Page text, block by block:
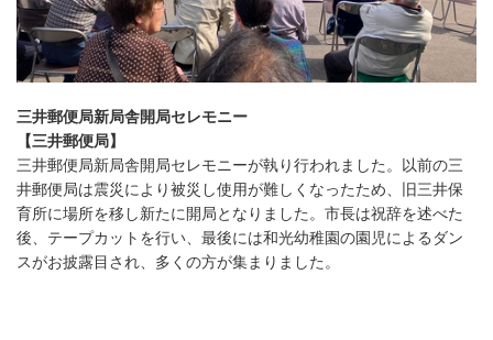
三井郵便局新局舎開局セレモニー
【三井郵便局】
三井郵便局新局舎開局セレモニーが執り行われました。以前の三
井郵便局は震災により被災し使用が難しくなったため、旧三井保
育所に場所を移し新たに開局となりました。市長は祝辞を述べた
後、テープカットを行い、最後には和光幼稚園の園児によるダン
スがお披露目され、多くの方が集まりました。